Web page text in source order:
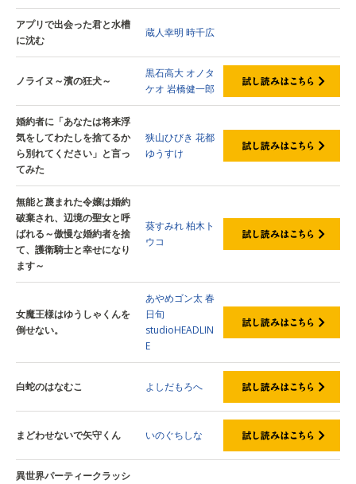
アプリで出会った君と水槽
に沈む
蔵人幸明 時千広
ノライヌ～濱の狂犬～
黒石高大 オノタ
ケオ 岩橋健一郎
婚約者に「あなたは将来浮
気をしてわたしを捨てるか
ら別れてください」と言っ
てみた
狭山ひびき 花都
ゆうすけ
無能と蔑まれた令嬢は婚約
破棄され、辺境の聖女と呼
ばれる～傲慢な婚約者を捨
て、護衛騎士と幸せになり
ます～
葵すみれ柏木ト
ウコ
女魔王様はゆうしゃくんを
倒せない。
あやめゴン太春
日旬
studioHEADLIN
E
白蛇のはなむこ よしだもろへ
まどわせないで矢守くん いのぐちしな
異世界パーティークラッシ